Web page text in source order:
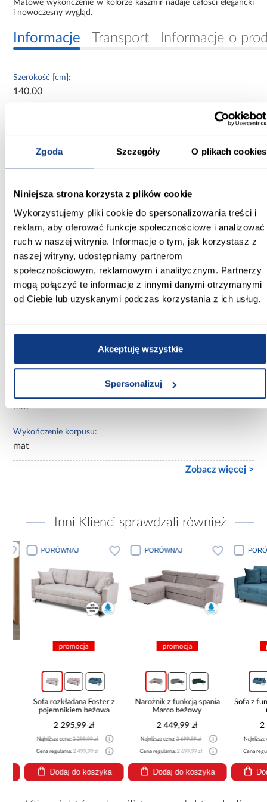
Zgoda Szczegóły O plikach cookies
Niniejsza strona korzysta z plików cookie
Wykorzystujemy pliki cookie do spersonalizowania treści i
reklam, aby oferować funkcje społecznościowe i analizować
ruch w naszej witrynie. Informacje o tym, jak korzystasz z
naszej witryny, udostępniamy partnerom
społecznościowym, reklamowym i analitycznym. Partnerzy
mogą połączyć te informacje z innymi danymi otrzymanymi
od Ciebie lub uzyskanymi podczas korzystania z ich usług.
Akceptuję wszystkie
Spersonalizuj
Matowe wykończenie w kolorze kaszmir nadaje całości elegancki
i nowoczesny wygląd.
Informacje Transport Informacje o
Szerokość [cm]:
140.00
Wysokość [cm]:
235.20
Kolor frontów:
kaszmir
Kolor korpusu:
Wybarwienie:
beżowe
2-drzwiowa
mat
Wykończenie korpusu:
mat
Zobacz więcej >
Inni Klienci sprawdzali również
PORÓWNAJ
promocja
Sofa rozkładana Foster z
pojemnikiem beżowa
2 295,99 zł
Najniższa cena:2 299,99 zł
Cena regularna:2 499,99 zł
Dodaj do koszyka
PORÓWNAJ
promocja
Narożnik z funkcją spania
Marco beżowy
2 449,99 zł
Najniższa cena:2 699,99 zł
Cena regularna:2 699,99 zł
Dodaj do koszyka
Sofa z
2
Najniższa
Cena